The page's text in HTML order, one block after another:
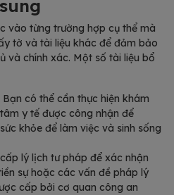
vào từng trường hợp cụ thể mà
tờ và tài liệu khác để đảm bảo
và chính xác. Một số tài liệu bổ
Bạn có thể cần thực hiện khám
y tế được công nhận để
khỏe để làm việc và sinh sống
lý lịch tư pháp để xác nhận
sự hoặc các vấn đề pháp lý
cấp bởi cơ quan công an